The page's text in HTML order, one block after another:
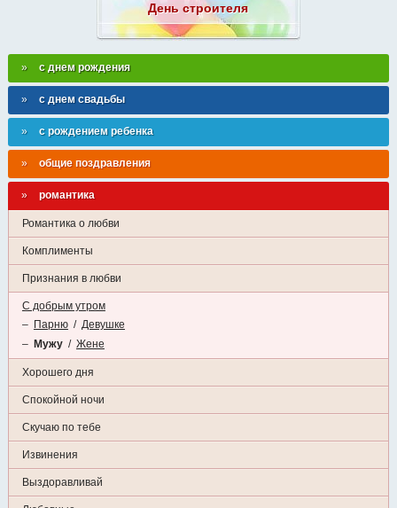
День строителя
с днем рождения
с днем свадьбы
с рождением ребенка
общие поздравления
романтика
Романтика о любви
Комплименты
Признания в любви
С добрым утром
– Парню/ Девушке
– Мужу/ Жене
Хорошего дня
Спокойной ночи
Скучаю по тебе
Извинения
Выздоравливай